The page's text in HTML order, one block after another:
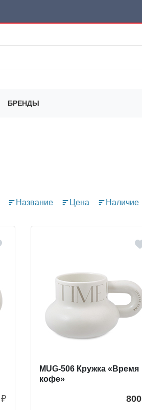
БРЕНДЫ
Название Цена Наличие
₽
MUG-506 Кружка «Время
кофе»
800